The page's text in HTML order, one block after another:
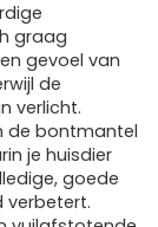
graag
gevoel van
de
verlicht.
de bontmantel
je huisdier
goede
verbetert.